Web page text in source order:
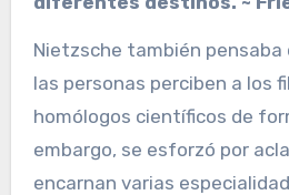
Nietzsche también pensaba
las personas perciben a los
homólogos científicos de
embargo, se esforzó por
encarnan varias